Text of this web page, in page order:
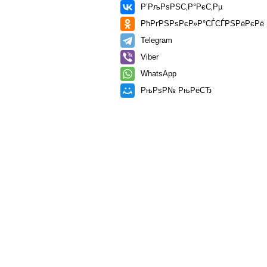
Р’РљРѕРЅС‚Р°РєС‚Рµ
РћРґРЅРѕРєР»Р°СЃСЃРЅРёРєРё
Telegram
Viber
WhatsApp
РњРѕР№ РњРёСЂ